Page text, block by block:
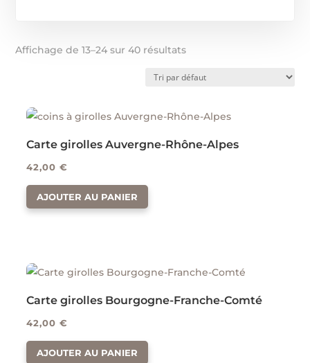
Affichage de 13–24 sur 40 résultats
Carte girolles Auvergne-Rhône-Alpes
42,00€
AJOUTER AU PANIER
Carte girolles Bourgogne-Franche-Comté
42,00€
AJOUTER AU PANIER